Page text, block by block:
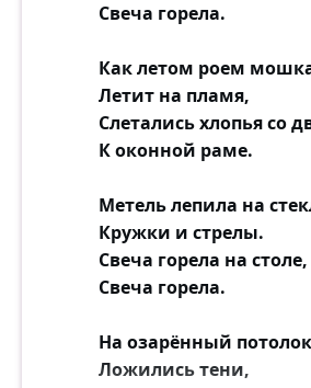
Свеча горела.
Как летом роем
Летит на пламя,
Слетались хлопья со
К оконной раме.
Метель лепила на
Кружки и стрелы.
Свеча горела на столе,
Свеча горела.
На озарённый потолок
Ложились тени,